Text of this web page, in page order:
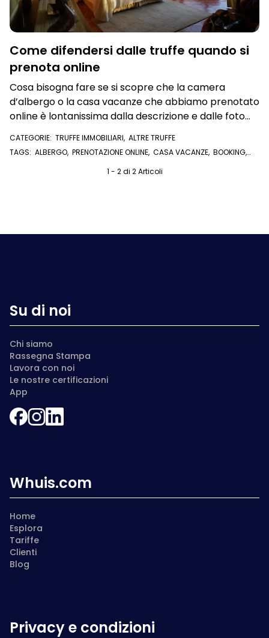
Come difendersi dalle truffe quando si
prenota online
Cosa bisogna fare se si scopre che la camera
d’albergo o la casa vacanze che abbiamo prenotato
online è lontanissima dalla descrizione e dalle foto
CATEGORIE: TRUFFE IMMOBILIARI, ALTRE TRUFFE
TAGS: ALBERGO, PRENOTAZIONE ONLINE, CASA VACANZE, BOOKING,
1 - 2 di 2 Articoli
Su di noi
Chi siamo
Rassegna Stampa
Lavora con noi
Le nostre certificazioni
App
Whuis.com
Home
Esplora
Tariffe
Clienti
Blog
Privacy e condizioni